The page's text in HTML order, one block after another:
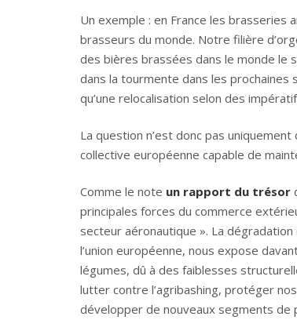
Un exemple : en France les brasseries
brasseurs du monde. Notre filière
des bières brassées dans le monde le
dans la tourmente dans les prochaines
qu’une relocalisation selon des
La question n’est donc pas
collective européenne capable de
Comme le note un rapport du trésor
principales forces du commerce
secteur aéronautique ». La
l’union européenne, nous expose
légumes, dû à des faiblesses
lutter contre l’agribashing, protéger
développer de nouveaux segments de